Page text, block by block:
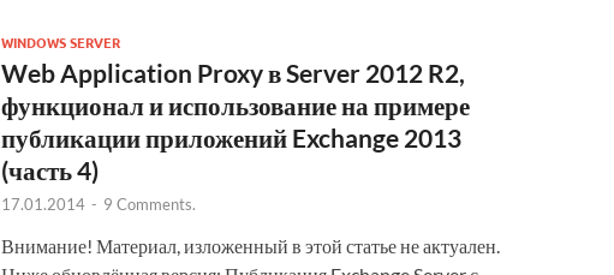
WINDOWS SERVER
Web Application Proxy в Server 2012 R2,
функционал и использование на примере
публикации приложений Exchange 2013
(часть 4)
17.01.2014 - 9 Comments.
Внимание! Материал, изложенный в этой статье не актуален.